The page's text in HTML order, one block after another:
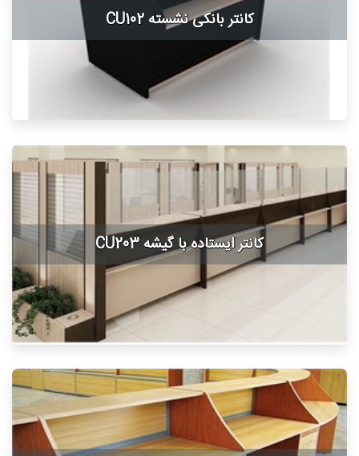
کانتر بانکی نشسته CU102
کانتر ایستاده با گیشه CU203